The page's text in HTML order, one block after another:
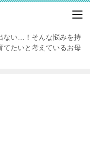
ない…！そんな悩みを持
てたいと考えているお母